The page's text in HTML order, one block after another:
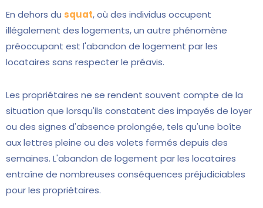
En dehors du squat, où des individus occupent
illégalement des logements, un autre phénomène
préoccupant est l'abandon de logement par les
locataires sans respecter le préavis.
Les propriétaires ne se rendent souvent compte de la
situation que lorsqu'ils constatent des impayés de loyer
ou des signes d'absence prolongée, tels qu'une boîte
aux lettres pleine ou des volets fermés depuis des
semaines. L'abandon de logement par les locataires
entraîne de nombreuses conséquences préjudiciables
pour les propriétaires.